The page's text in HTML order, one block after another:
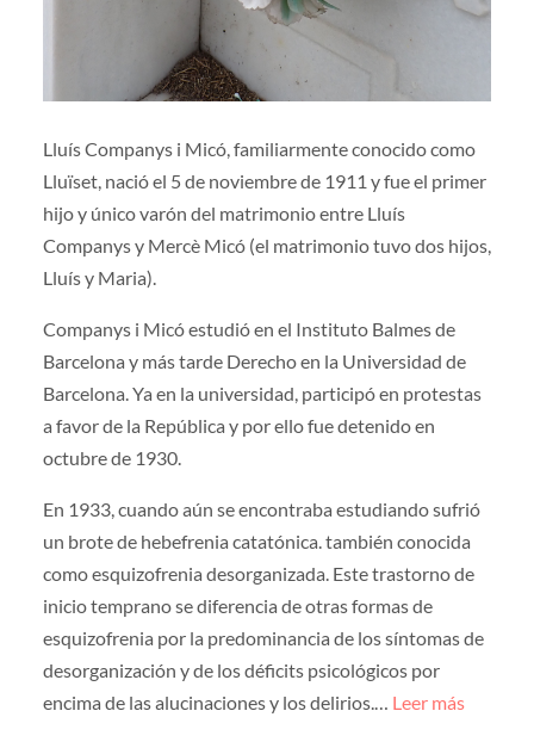
Lluís Companys i Micó, familiarmente conocido como
Lluïset, nació el 5 de noviembre de 1911 y fue el primer
hijo y único varón del matrimonio entre Lluís
Companys y Mercè Micó (el matrimonio tuvo dos hijos,
Lluís y Maria).
Companys i Micó estudió en el Instituto Balmes de
Barcelona y más tarde Derecho en la Universidad de
Barcelona. Ya en la universidad, participó en protestas
a favor de la República y por ello fue detenido en
octubre de 1930.
En 1933, cuando aún se encontraba estudiando sufrió
un brote de hebefrenia catatónica. también conocida
como esquizofrenia desorganizada. Este trastorno de
inicio temprano se diferencia de otras formas de
esquizofrenia por la predominancia de los síntomas de
desorganización y de los déficits psicológicos por
encima de las alucinaciones y los delirios.… Leer más